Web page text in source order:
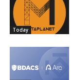
Today